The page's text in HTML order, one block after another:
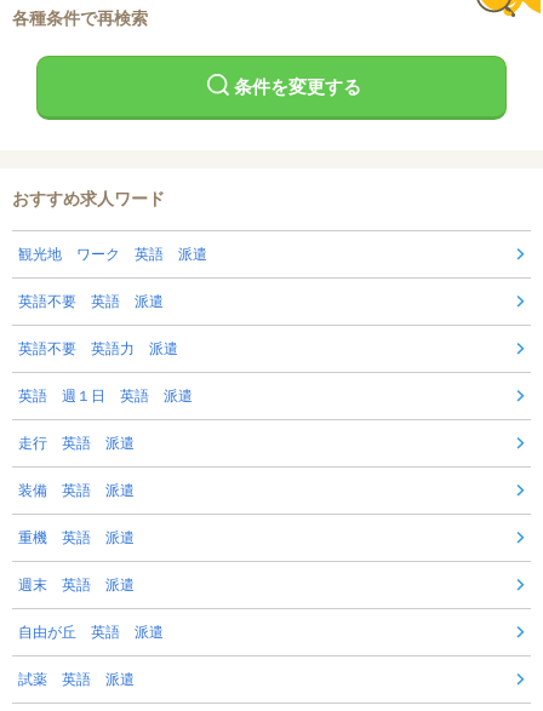
各種条件で再検索
条件を変更する
おすすめ求人ワード
観光地 ワーク 英語 派遣
英語不要 英語 派遣
英語不要 英語力 派遣
英語 週１日 英語 派遣
走行 英語 派遣
装備 英語 派遣
重機 英語 派遣
週末 英語 派遣
自由が丘 英語 派遣
試薬 英語 派遣